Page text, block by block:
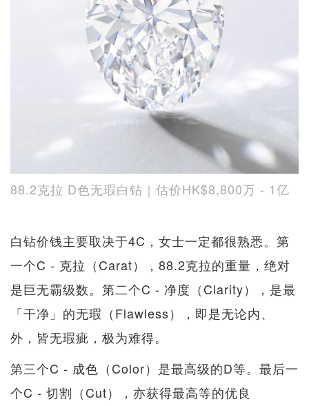
88.2克拉 D色无瑕白钻｜估价HK$8,800万 - 1亿
白钻价钱主要取决于4C，女士一定都很熟悉。第
一个C - 克拉（Carat），88.2克拉的重量，绝对
是巨无霸级数。第二个C - 净度（Clarity），是最
「干净」的无瑕（Flawless），即是无论内、
外，皆无瑕疵，极为难得。
第三个C - 成色（Color）是最高级的D等。最后一
个C - 切割（Cut），亦获得最高等的优良